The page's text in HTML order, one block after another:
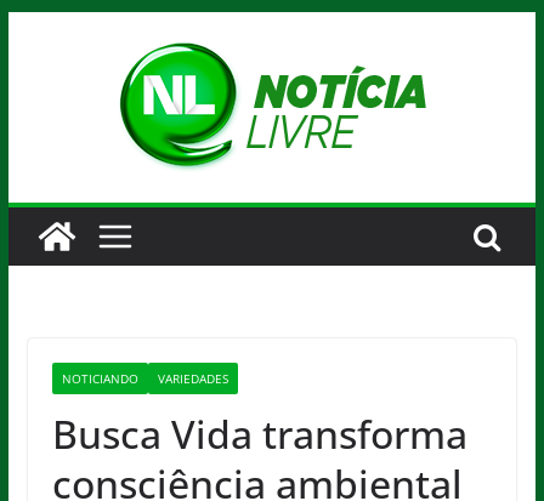
NOTICIANDO VARIEDADES
Busca Vida transforma
consciência ambiental